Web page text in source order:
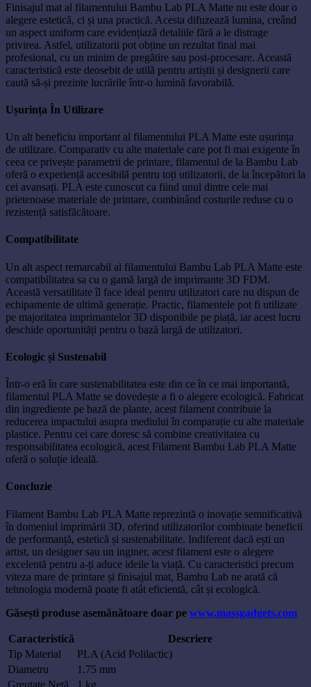
Finisajul mat al filamentului Bambu Lab PLA Matte nu este doar o
alegere estetică, ci și una practică. Acesta difuzează lumina, creând
un aspect uniform care evidențiază detaliile fără a le distrage
privirea. Astfel, utilizatorii pot obține un rezultat final mai
profesional, cu un minim de pregătire sau post-procesare. Această
caracteristică este deosebit de utilă pentru artiștii și designerii care
caută să-și prezinte lucrările într-o lumină favorabilă.
Ușurința În Utilizare
Un alt beneficiu important al filamentului PLA Matte este ușurința
de utilizare. Comparativ cu alte materiale care pot fi mai exigente în
ceea ce privește parametrii de printare, filamentul de la Bambu Lab
oferă o experiență accesibilă pentru toți utilizatorii, de la începători la
cei avansați. PLA este cunoscut ca fiind unul dintre cele mai
prietenoase materiale de printare, combinând costurile reduse cu o
rezistență satisfăcătoare.
Compatibilitate
Un alt aspect remarcabil al filamentului Bambu Lab PLA Matte este
compatibilitatea sa cu o gamă largă de imprimante 3D FDM.
Această versatilitate îl face ideal pentru utilizatori care nu dispun de
echipamente de ultimă generație. Practic, filamentele pot fi utilizate
pe majoritatea imprimantelor 3D disponibile pe piață, iar acest lucru
deschide oportunități pentru o bază largă de utilizatori.
Ecologic și Sustenabil
Într-o eră în care sustenabilitatea este din ce în ce mai importantă,
filamentul PLA Matte se dovedește a fi o alegere ecologică. Fabricat
din ingrediente pe bază de plante, acest filament contribuie la
reducerea impactului asupra mediului în comparație cu alte materiale
plastice. Pentru cei care doresc să combine creativitatea cu
responsabilitatea ecologică, acest Filament Bambu Lab PLA Matte
oferă o soluție ideală.
Concluzie
Filament Bambu Lab PLA Matte reprezintă o inovație semnificativă
în domeniul imprimării 3D, oferind utilizatorilor combinate beneficii
de performanță, estetică și sustenabilitate. Indiferent dacă ești un
artist, un designer sau un inginer, acest filament este o alegere
excelentă pentru a-ți aduce ideile la viață. Cu caracteristici precum
viteza mare de printare și finisajul mat, Bambu Lab ne arată că
tehnologia modernă poate fi atât eficientă, cât și ecologică.
Găsești produse asemănătoare doar pe www.massgadgets.com
Caracteristică
Descriere
Tip Material
PLA (Acid Polilactic)
Diametru
1.75 mm
Greutate Netă
1 kg